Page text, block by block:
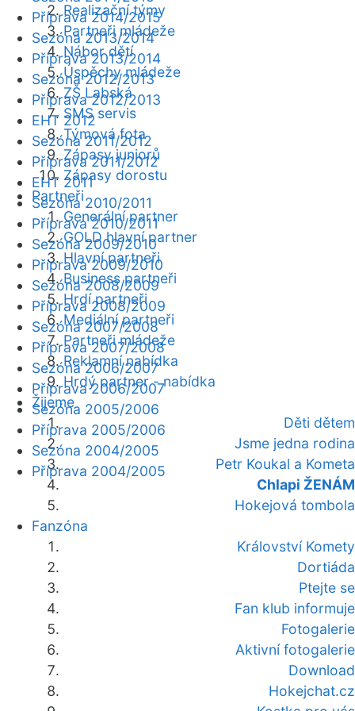
Realizační týmy
Partneři mládeže
Nábor dětí
Úspěchy mládeže
ZŠ Labská
SMS servis
Týmová fota
Zápasy juniorů
Zápasy dorostu
Partneři
Generální partner
GOLD hlavní partner
Hlavní partneři
Business partneři
Hrdí partneři
Mediální partneři
Partneři mládeže
Reklamní nabídka
Hrdý partner - nabídka
Žijeme
Děti dětem
Jsme jedna rodina
Petr Koukal a Kometa
Chlapi ŽENÁM
Hokejová tombola
Fanzóna
Království Komety
Dortiáda
Ptejte se
Fan klub informuje
Fotogalerie
Aktivní fotogalerie
Download
Hokejchat.cz
Příprava 2014/2015
Sezóna 2013/2014
Příprava 2013/2014
Sezóna 2012/2013
Příprava 2012/2013
EHT 2012
Sezóna 2011/2012
Příprava 2011/2012
EHT 2011
Sezóna 2010/2011
Příprava 2010/2011
Sezóna 2009/2010
Příprava 2009/2010
Sezóna 2008/2009
Příprava 2008/2009
Sezóna 2007/2008
Příprava 2007/2008
Sezóna 2006/2007
Příprava 2006/2007
Sezóna 2005/2006
Příprava 2005/2006
Sezóna 2004/2005
Příprava 2004/2005